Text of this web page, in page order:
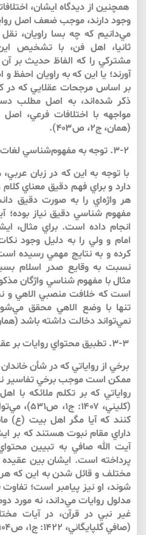
همچنين از ديدگاه ايشان،
وجود دارند، موجب ضعف اصل
مي‌‌دانيم كه چه بسا راويان،
ثانيا، اهل فن، با تشخيص
مشتركي را كه الفاظ حديث بر
آورند؛ يا اين كه به راويان احفظ
بر اساس مرجحات عقلايي كه در
ذكر شده‌اند، به اصل مطلب
مواجهه با اختلافات فرعي،
(همان، ج‏۲، ص۴۰۳).
۳-۲. توجه به مفهوم‌شناسي لغات
با توجه به اين كه در زبان
دارد و براي فهم دقيق معناي
هر واژه‌‌اي را به صورت دقيق
مفهوم شناسي دقيق نياز بوده؛
انجام داده است. براي مثال،
امام و ولي را به دليل وجود
كرده و به نتايج مهمي رسيده
نسبت به وقايع صدر اسلام
مثال با مفهوم شناسي واژگان
است كه خلافت منصبي الاهي و
تنها با وضع الاهي محقق
نمي‌‌تواند دخالت داشته باشد (همان، ج‏۱، ص۲۶۲
۳-۳. تطبيق محتواي روايات بر عقايد صحيح
برخي از رواياتي كه در شأن
ممكن است موجب برخي تفاسير
رواياتي كه بر تكلم ملائكه با
(كليني،
كنند كه آيا مگر اهل بيت (ع)
داراي مقام نبوت هستند كه بر
آيت الله صافي به تبيين
پرداخته است. ايشان بين عقيده
مختلف و قائل شدن به اين كه
شوند، او نيز پيامبر است؛
مدلول روايات مي‌‌داند، نه مورد
غير نبي در قرآن، در آيات
(صافي گلپايگاني، ۱۴۲۲: ج‏۱، ص۱۰۴).